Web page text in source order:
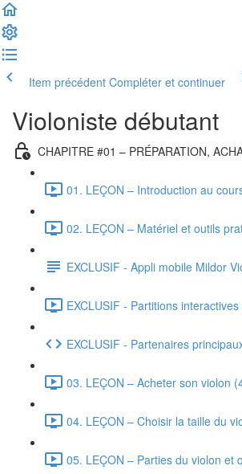
Item précédent Compléter et continuer
Violoniste débutant
CHAPITRE #01 – PRÉPARATION,
01. LEÇON – Introduction au
02. LEÇON – Matériel et outils
EXCLUSIF - Appli mobile Mildor
EXCLUSIF - Partitions
EXCLUSIF - Partenaires
03. LEÇON – Acheter son violon
04. LEÇON – Choisir la taille du
05. LEÇON – Parties du violon et